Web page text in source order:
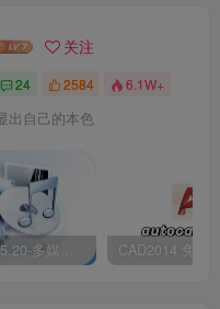
关注
24 2584 6.1W+
出自己的本色
格式工厂5.20-多媒体格式转换工具|免安装绿色版